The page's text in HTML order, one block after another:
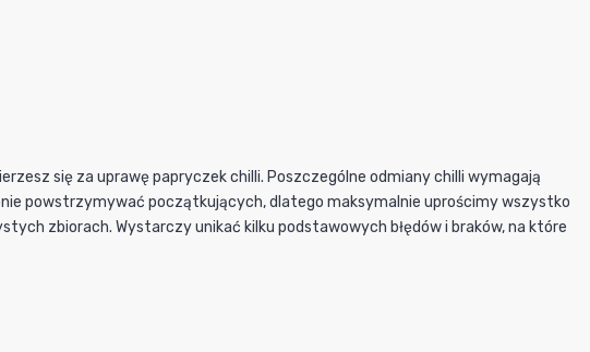
się za uprawę papryczek chilli. Poszczególne odmiany chilli wymagają
powstrzymywać początkujących, dlatego maksymalnie uprościmy wszystko
zbiorach. Wystarczy unikać kilku podstawowych błędów i braków, na które